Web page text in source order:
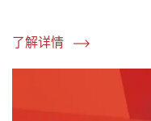
了解详情